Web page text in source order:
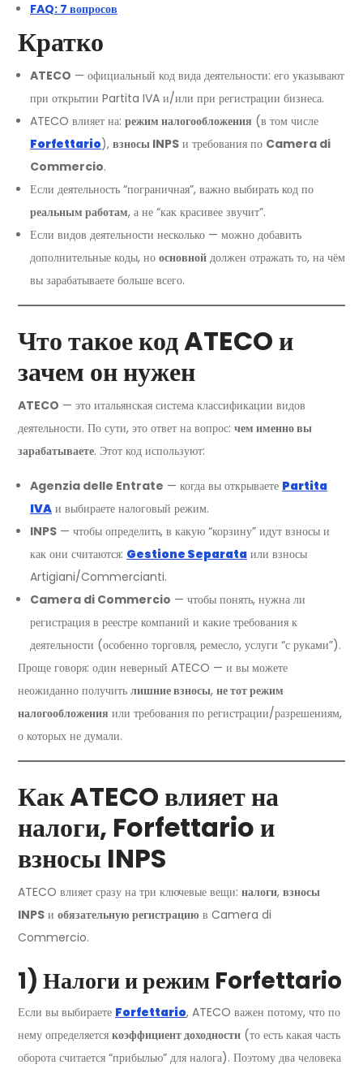
FAQ: 7 вопросов
Кратко
ATECO — официальный код вида деятельности: его указывают
при открытии Partita IVA и/или при регистрации бизнеса.
ATECO влияет на: режим налогообложения (в том числе
Forfettario), взносы INPS и требования по Camera di
Commercio.
Если деятельность “пограничная”, важно выбирать код по
реальным работам, а не “как красивее звучит”.
Если видов деятельности несколько — можно добавить
дополнительные коды, но основной должен отражать то, на чём
вы зарабатываете больше всего.
Что такое код ATECO и
зачем он нужен
ATECO — это итальянская система классификации видов
деятельности. По сути, это ответ на вопрос: чем именно вы
зарабатываете. Этот код используют:
Agenzia delle Entrate — когда вы открываете Partita
IVA и выбираете налоговый режим.
INPS — чтобы определить, в какую “корзину” идут взносы и
как они считаются: Gestione Separata или взносы
Artigiani/Commercianti.
Camera di Commercio — чтобы понять, нужна ли
регистрация в реестре компаний и какие требования к
деятельности (особенно торговля, ремесло, услуги “с руками”).
Проще говоря: один неверный ATECO — и вы можете
неожиданно получить лишние взносы, не тот режим
налогообложения или требования по регистрации/разрешениям,
о которых не думали.
Как ATECO влияет на
налоги, Forfettario и
взносы INPS
ATECO влияет сразу на три ключевые вещи: налоги, взносы
INPS и обязательную регистрацию в Camera di
Commercio.
1) Налоги и режим Forfettario
Если вы выбираете Forfettario, ATECO важен потому, что по
нему определяется коэффициент доходности (то есть какая часть
оборота считается “прибылью” для налога). Поэтому два человека